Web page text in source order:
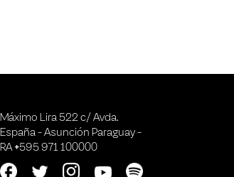
Máximo Lira 522 c/ Avda.
España - Asunción Paraguay -
RA +595 971 100000